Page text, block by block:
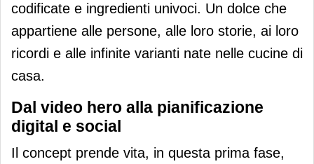
codificate e ingredienti univoci. Un dolce che
appartiene alle persone, alle loro storie, ai loro
ricordi e alle infinite varianti nate nelle cucine di
casa.
Dal video hero alla pianificazione
digital e social
Il concept prende vita, in questa prima fase,